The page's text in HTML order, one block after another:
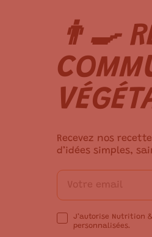
👨‍🍳
Recevez nos
d’idées simples,
J’autorise Nutrition
personnalisées.